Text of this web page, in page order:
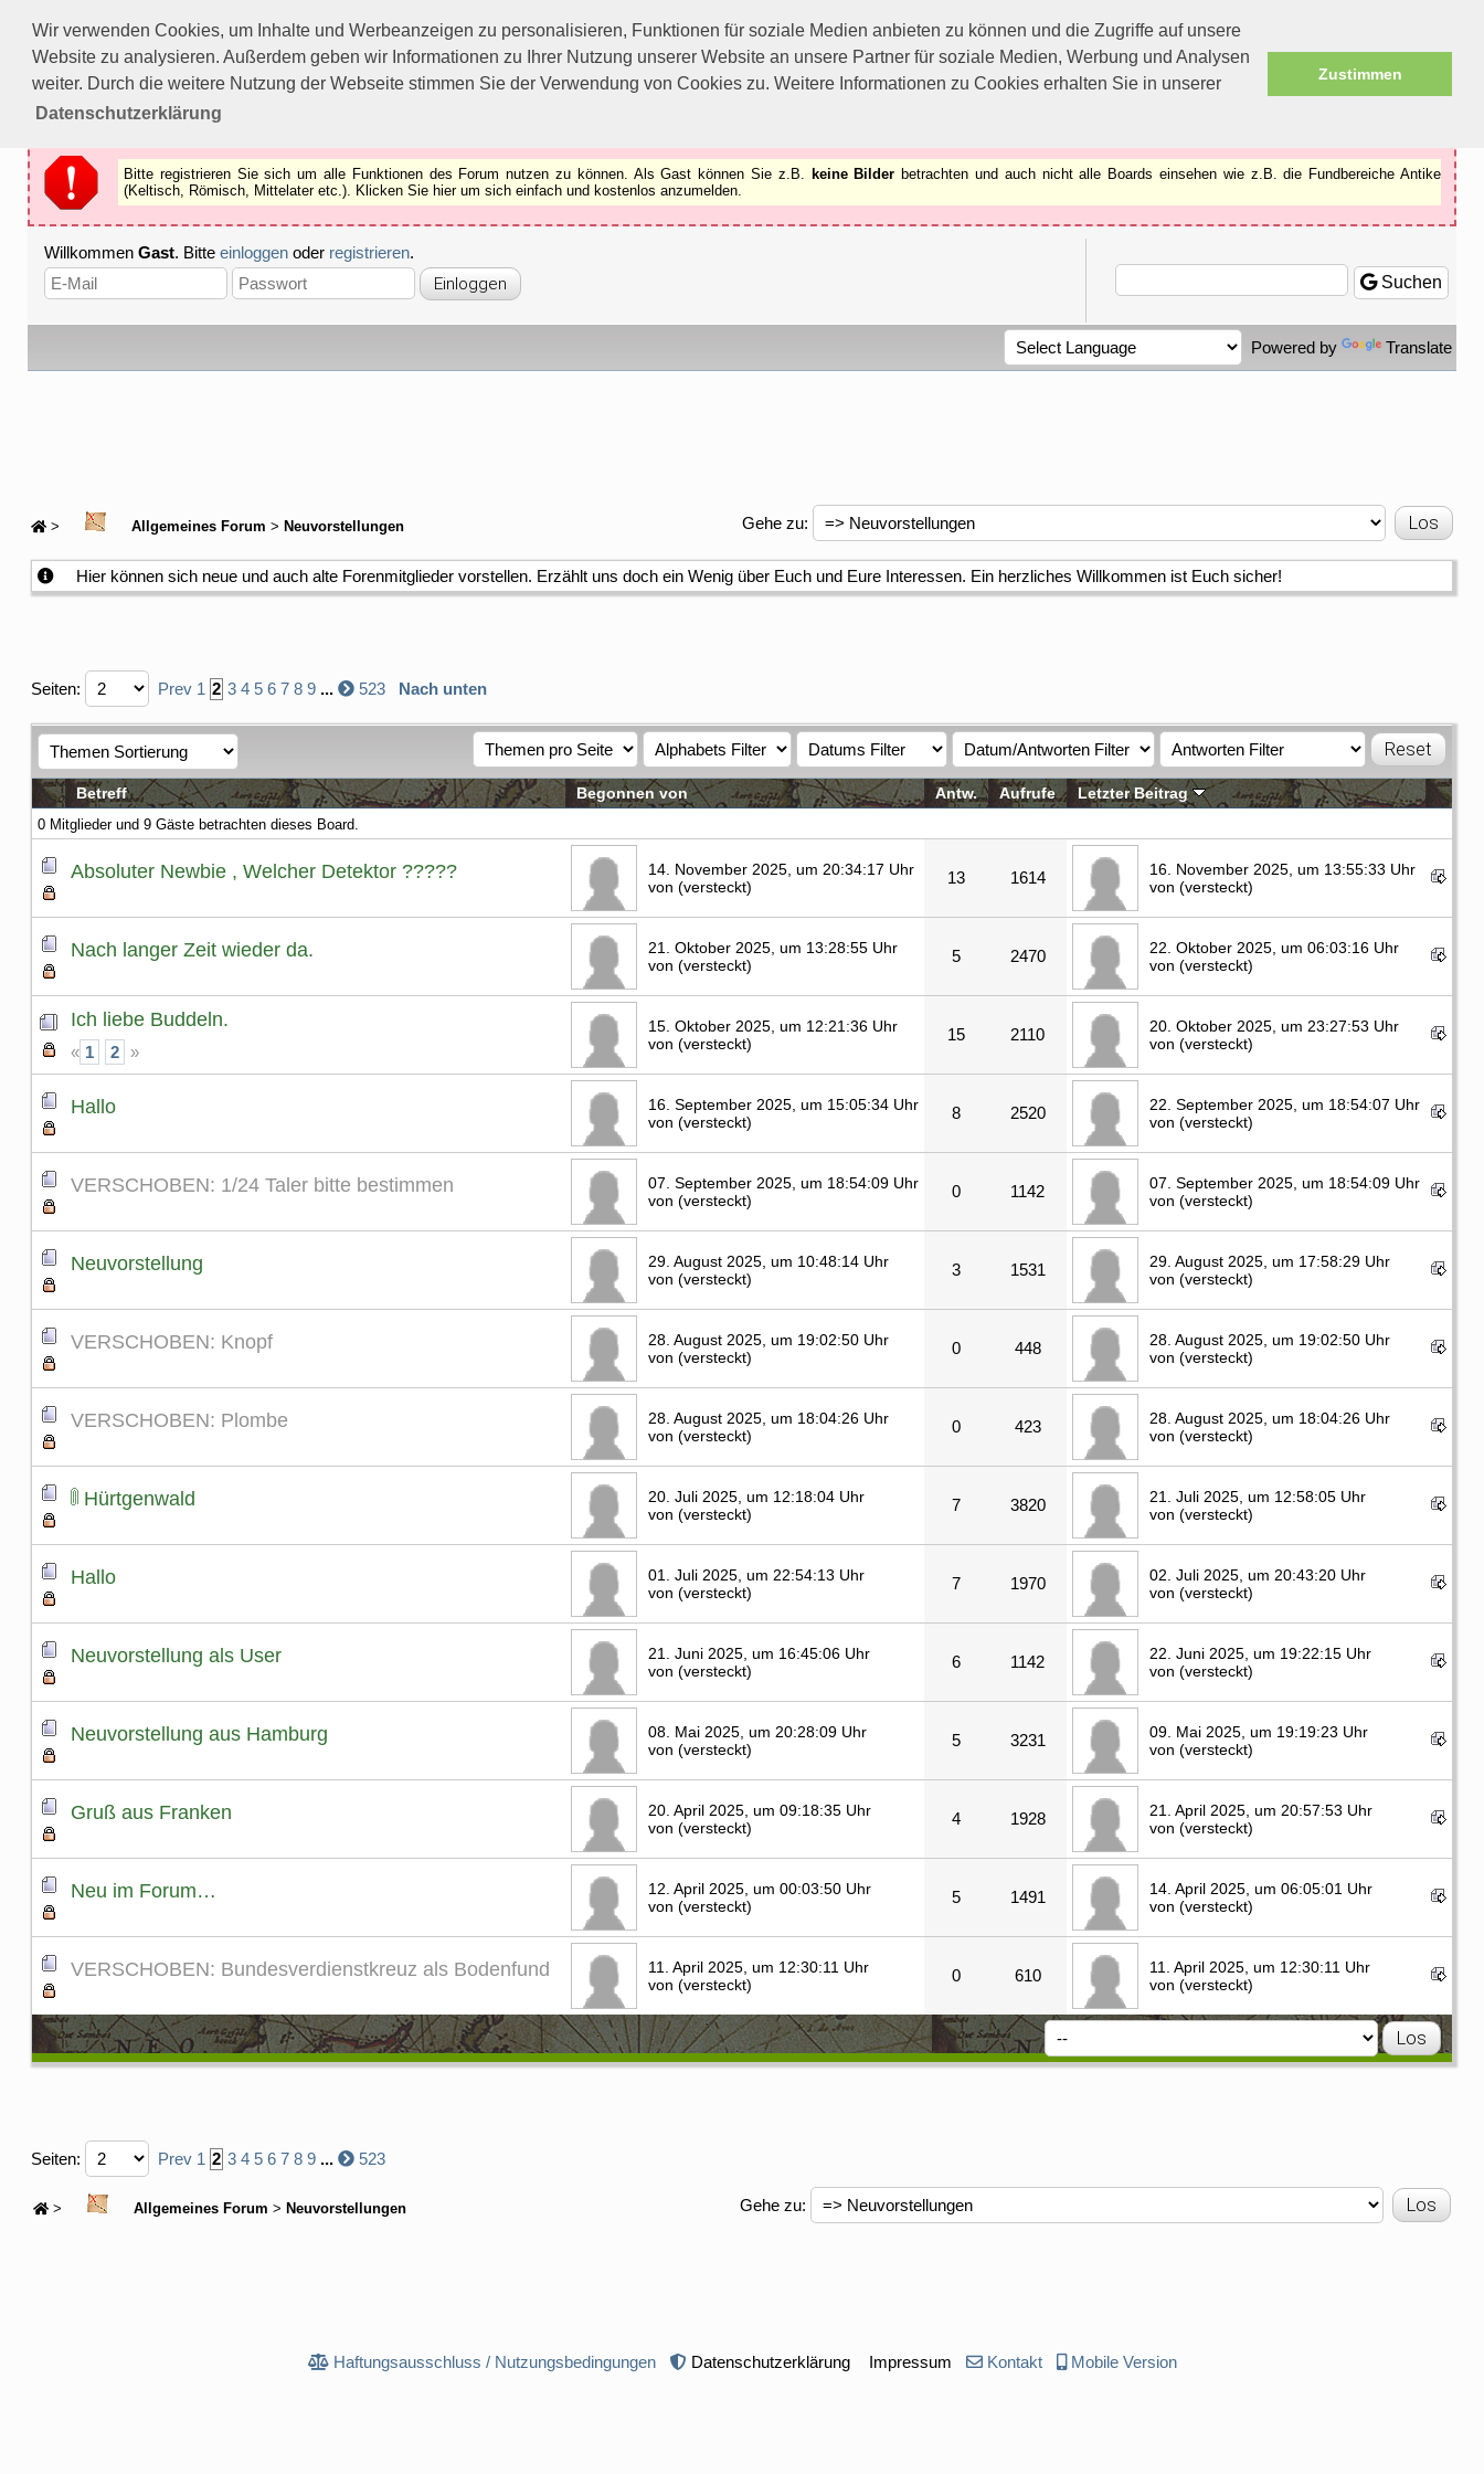
Wir verwenden Cookies, um Inhalte und Werbeanzeigen zu personalisieren, Funktionen für soziale Medien anbieten zu können und die Zugriffe auf unsere
Website zu analysieren. Außerdem geben wir Informationen zu Ihrer Nutzung unserer Website an unsere Partner für soziale Medien, Werbung und Analysen
weiter. Durch die weitere Nutzung der Webseite stimmen Sie der Verwendung von Cookies zu. Weitere Informationen zu Cookies erhalten Sie in unserer
Datenschutzerklärung
Zustimmen
Bitte registrieren Sie sich um alle Funktionen des Forums nutzen zu können.
Als Gast können Sie z.B.keine Bilderbetrachten.
Registrieren
Schliessen
Bitte registrieren Sie sich um alle Funktionen des Forum nutzen zu können. Als Gast können Sie z.B. keine Bilder betrachten und auch nicht alle Boards einsehen wie z.B. die Fundbereiche Antike
(Keltisch, Römisch, Mittelater etc.). Klicken Sie hier um sich einfach und kostenlos anzumelden.
Willkommen Gast. Bitte einloggen oder registrieren.
Suchen
Powered by Translate
> Allgemeines Forum > Neuvorstellungen Gehe zu:
Hier können sich neue und auch alte Forenmitglieder vorstellen. Erzählt uns doch ein Wenig über Euch und Eure Interessen. Ein herzliches Willkommen ist Euch sicher!
Seiten: Prev 1 2 3 4 5 6 7 8 9 ... 523 Nach unten
Betreff Begonnen von Antw. Aufrufe Letzter Beitrag
0 Mitglieder und 9 Gäste betrachten dieses Board.
Absoluter Newbie , Welcher Detektor ?????
14. November 2025, um 20:34:17 Uhr
von (versteckt)
13 1614
16. November 2025, um 13:55:33 Uhr
von (versteckt)
Nach langer Zeit wieder da.
21. Oktober 2025, um 13:28:55 Uhr
von (versteckt)
5 2470
22. Oktober 2025, um 06:03:16 Uhr
von (versteckt)
Ich liebe Buddeln.
« 1 2 »
15. Oktober 2025, um 12:21:36 Uhr
von (versteckt)
15 2110
20. Oktober 2025, um 23:27:53 Uhr
von (versteckt)
Hallo
16. September 2025, um 15:05:34 Uhr
von (versteckt)
8 2520
22. September 2025, um 18:54:07 Uhr
von (versteckt)
VERSCHOBEN: 1/24 Taler bitte bestimmen
07. September 2025, um 18:54:09 Uhr
von (versteckt)
0 1142
07. September 2025, um 18:54:09 Uhr
von (versteckt)
Neuvorstellung
29. August 2025, um 10:48:14 Uhr
von (versteckt)
3 1531
29. August 2025, um 17:58:29 Uhr
von (versteckt)
VERSCHOBEN: Knopf
28. August 2025, um 19:02:50 Uhr
von (versteckt)
0 448
28. August 2025, um 19:02:50 Uhr
von (versteckt)
VERSCHOBEN: Plombe
28. August 2025, um 18:04:26 Uhr
von (versteckt)
0 423
28. August 2025, um 18:04:26 Uhr
von (versteckt)
Hürtgenwald
20. Juli 2025, um 12:18:04 Uhr
von (versteckt)
7 3820
21. Juli 2025, um 12:58:05 Uhr
von (versteckt)
Hallo
01. Juli 2025, um 22:54:13 Uhr
von (versteckt)
7 1970
02. Juli 2025, um 20:43:20 Uhr
von (versteckt)
Neuvorstellung als User
21. Juni 2025, um 16:45:06 Uhr
von (versteckt)
6 1142
22. Juni 2025, um 19:22:15 Uhr
von (versteckt)
Neuvorstellung aus Hamburg
08. Mai 2025, um 20:28:09 Uhr
von (versteckt)
5 3231
09. Mai 2025, um 19:19:23 Uhr
von (versteckt)
Gruß aus Franken
20. April 2025, um 09:18:35 Uhr
von (versteckt)
4 1928
21. April 2025, um 20:57:53 Uhr
von (versteckt)
Neu im Forum…
12. April 2025, um 00:03:50 Uhr
von (versteckt)
5 1491
14. April 2025, um 06:05:01 Uhr
von (versteckt)
VERSCHOBEN: Bundesverdienstkreuz als Bodenfund
11. April 2025, um 12:30:11 Uhr
von (versteckt)
0 610
11. April 2025, um 12:30:11 Uhr
von (versteckt)
Seiten: Prev 1 2 3 4 5 6 7 8 9 ... 523
> Allgemeines Forum > Neuvorstellungen Gehe zu:
Haftungsausschluss / Nutzungsbedingungen Datenschutzerklärung Impressum Kontakt Mobile Version